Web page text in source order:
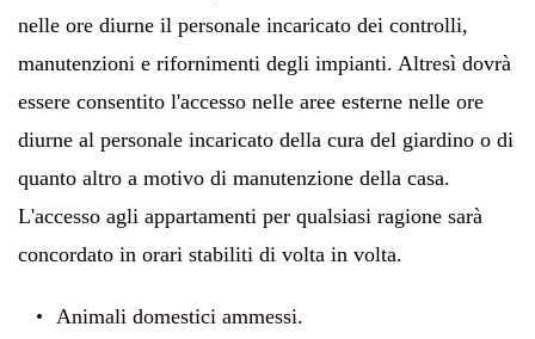
nelle ore diurne il personale incaricato dei controlli,
manutenzioni e rifornimenti degli impianti. Altresì dovrà
essere consentito l'accesso nelle aree esterne nelle ore
diurne al personale incaricato della cura del giardino o di
quanto altro a motivo di manutenzione della casa.
L'accesso agli appartamenti per qualsiasi ragione sarà
concordato in orari stabiliti di volta in volta.
Animali domestici ammessi.